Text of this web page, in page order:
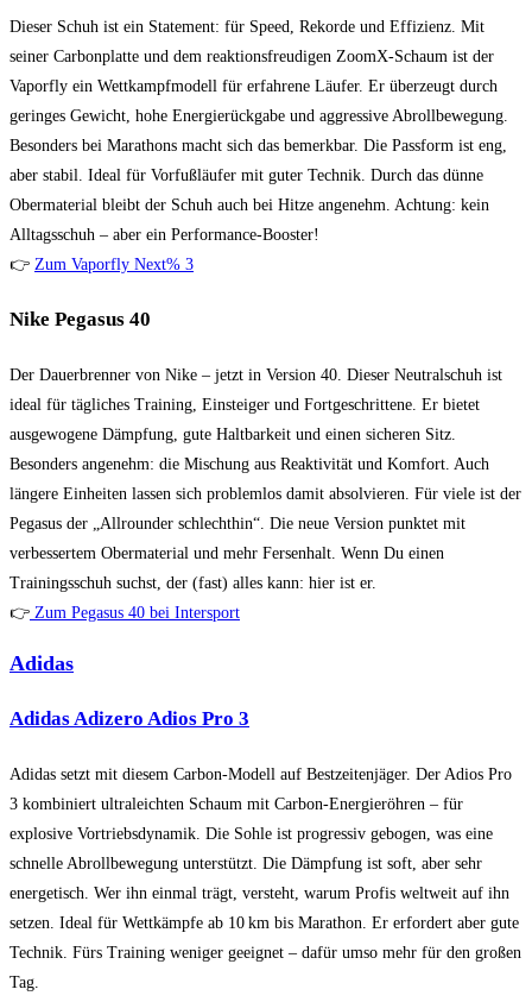
Dieser Schuh ist ein Statement: für Speed, Rekorde und Effizienz. Mit
seiner Carbonplatte und dem reaktionsfreudigen ZoomX-Schaum ist der
Vaporfly ein Wettkampfmodell für erfahrene Läufer. Er überzeugt durch
geringes Gewicht, hohe Energierückgabe und aggressive Abrollbewegung.
Besonders bei Marathons macht sich das bemerkbar. Die Passform ist eng,
aber stabil. Ideal für Vorfußläufer mit guter Technik. Durch das dünne
Obermaterial bleibt der Schuh auch bei Hitze angenehm. Achtung: kein
Alltagsschuh – aber ein Performance-Booster!
👉 Zum Vaporfly Next% 3
Nike Pegasus 40
Der Dauerbrenner von Nike – jetzt in Version 40. Dieser Neutralschuh ist
ideal für tägliches Training, Einsteiger und Fortgeschrittene. Er bietet
ausgewogene Dämpfung, gute Haltbarkeit und einen sicheren Sitz.
Besonders angenehm: die Mischung aus Reaktivität und Komfort. Auch
längere Einheiten lassen sich problemlos damit absolvieren. Für viele ist der
Pegasus der „Allrounder schlechthin“. Die neue Version punktet mit
verbessertem Obermaterial und mehr Fersenhalt. Wenn Du einen
Trainingsschuh suchst, der (fast) alles kann: hier ist er.
👉 Zum Pegasus 40 bei Intersport
Adidas
Adidas Adizero Adios Pro 3
Adidas setzt mit diesem Carbon-Modell auf Bestzeitenjäger. Der Adios Pro
3 kombiniert ultraleichten Schaum mit Carbon-Energieröhren – für
explosive Vortriebsdynamik. Die Sohle ist progressiv gebogen, was eine
schnelle Abrollbewegung unterstützt. Die Dämpfung ist soft, aber sehr
energetisch. Wer ihn einmal trägt, versteht, warum Profis weltweit auf ihn
setzen. Ideal für Wettkämpfe ab 10 km bis Marathon. Er erfordert aber gute
Technik. Fürs Training weniger geeignet – dafür umso mehr für den großen
Tag.